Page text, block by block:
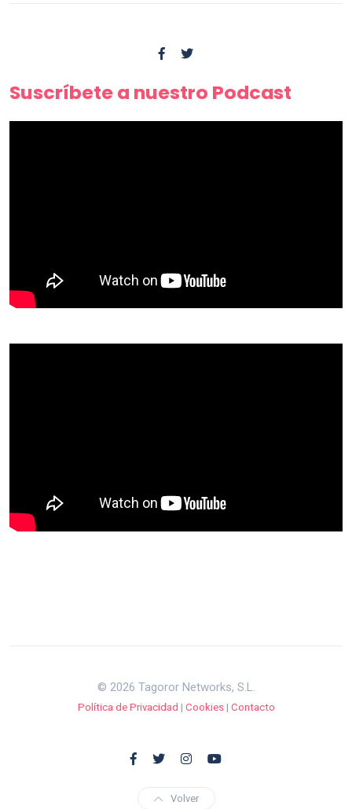
Suscríbete a nuestro Podcast
© 2026 Tagoror Networks, S.L.
Política de Privacidad | Cookies| Contacto
Volver